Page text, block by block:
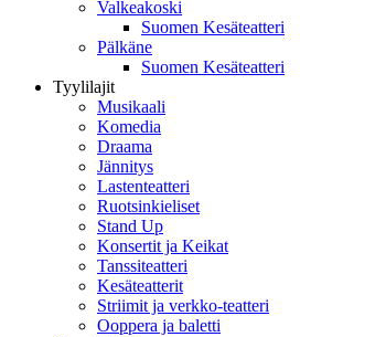
Valkeakoski
Suomen Kesäteatteri
Pälkäne
Suomen Kesäteatteri
Tyylilajit
Musikaali
Komedia
Draama
Jännitys
Lastenteatteri
Ruotsinkieliset
Stand Up
Konsertit ja Keikat
Tanssiteatteri
Kesäteatterit
Striimit ja verkko-teatteri
Ooppera ja baletti